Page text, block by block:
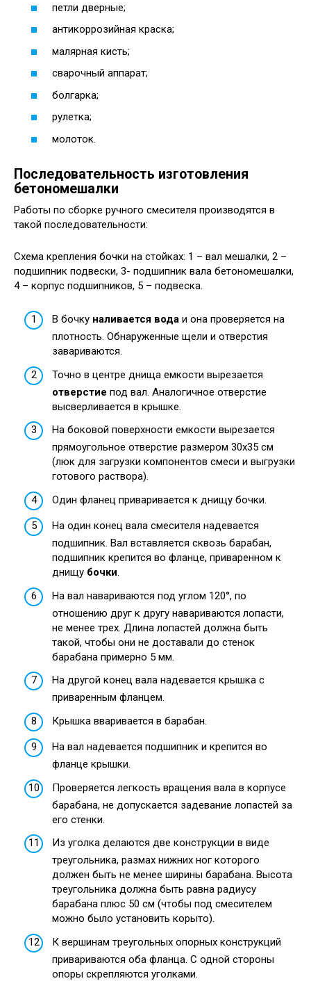
петли дверные;
антикоррозийная краска;
малярная кисть;
сварочный аппарат;
болгарка;
рулетка;
молоток.
Последовательность изготовления
бетономешалки
Работы по сборке ручного смесителя производятся в
такой последовательности:
Схема крепления бочки на стойках: 1 – вал мешалки, 2 –
подшипник подвески, 3- подшипник вала бетономешалки,
4 – корпус подшипников, 5 – подвеска.
В бочку наливается вода и она проверяется на
плотность. Обнаруженные щели и отверстия
завариваются.
Точно в центре днища емкости вырезается
отверстие под вал. Аналогичное отверстие
высверливается в крышке.
На боковой поверхности емкости вырезается
прямоугольное отверстие размером 30х35 см
(люк для загрузки компонентов смеси и выгрузки
готового раствора).
Один фланец приваривается к днищу бочки.
На один конец вала смесителя надевается
подшипник. Вал вставляется сквозь барабан,
подшипник крепится во фланце, приваренном к
днищу бочки.
На вал навариваются под углом 120°, по
отношению друг к другу навариваются лопасти,
не менее трех. Длина лопастей должна быть
такой, чтобы они не доставали до стенок
барабана примерно 5 мм.
На другой конец вала надевается крышка с
приваренным фланцем.
Крышка вваривается в барабан.
На вал надевается подшипник и крепится во
фланце крышки.
Проверяется легкость вращения вала в корпусе
барабана, не допускается задевание лопастей за
его стенки.
Из уголка делаются две конструкции в виде
треугольника, размах нижних ног которого
должен быть не менее ширины барабана. Высота
треугольника должна быть равна радиусу
барабана плюс 50 см (чтобы под смесителем
можно было установить корыто).
К вершинам треугольных опорных конструкций
привариваются оба фланца. С одной стороны
опоры скрепляются уголками.